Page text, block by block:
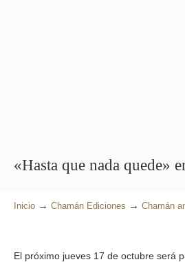
«Hasta que nada quede»
Inicio → Chamán Ediciones → Chamán
El próximo jueves 17 de octubre será